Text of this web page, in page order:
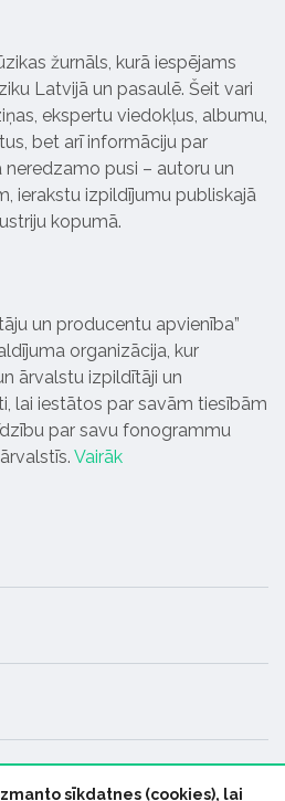
žurnāls, kurā iespējams
Latvijā un pasaulē. Šeit vari
ekspertu viedokļus, albumu,
bet arī informāciju par
pusi – autoru un
ierakstu izpildījumu publiskajā
kopumā.
un producentu apvienība”
organizācija, kur
ārvalstu izpildītāji un
lai iestātos par savām tiesībām
par savu fonogrammu
Vairāk
sīkdatnes (cookies), lai